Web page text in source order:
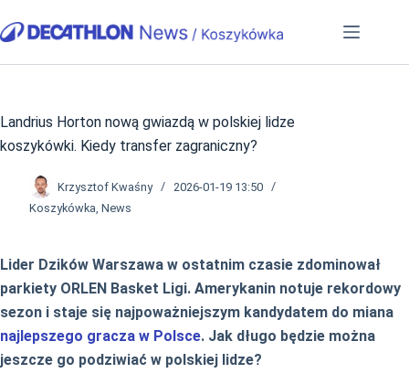
do
Landrius Horton nową gwiazdą w polskiej lidze
koszykówki. Kiedy transfer zagraniczny?
Krzysztof Kwaśny
2026-01-19 13:50
Koszykówka, News
Lider Dzików Warszawa w ostatnim czasie zdominował
parkiety ORLEN Basket Ligi. Amerykanin notuje rekordowy
sezon i staje się najpoważniejszym kandydatem do miana
najlepszego gracza w Polsce. Jak długo będzie można
jeszcze go podziwiać w polskiej lidze?